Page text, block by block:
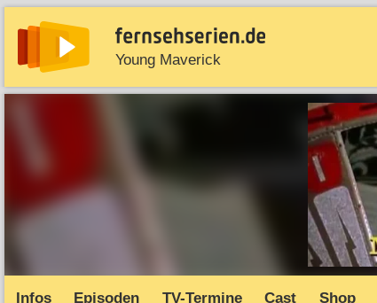
Young Maverick
News Entdecken Streaming
Infos Episoden TV-Termine Cast Shop